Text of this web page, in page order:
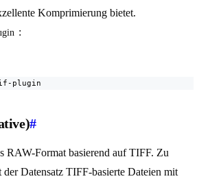
Komprimierung bietet.
:
plugin
#
RAW-Format basierend auf TIFF. Zu
Datensatz TIFF-basierte Dateien mit